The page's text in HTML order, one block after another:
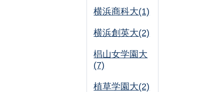
横浜商科大(1)
横浜創英大(2)
椙山女学園大
(7)
植草学園大(2)